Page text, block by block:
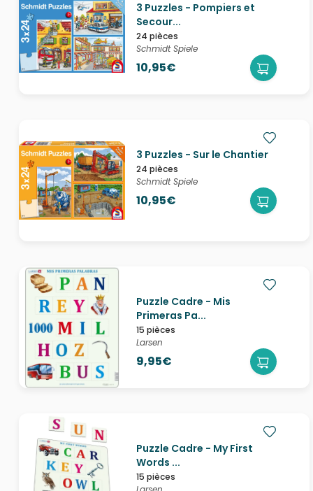
3 Puzzles - Pompiers et
Secour...
24 pièces
Schmidt Spiele
10,95€
3 Puzzles - Sur le Chantier
24 pièces
Schmidt Spiele
10,95€
Puzzle Cadre - Mis
Primeras Pa...
15 pièces
Larsen
9,95€
Puzzle Cadre - My First
Words ...
15 pièces